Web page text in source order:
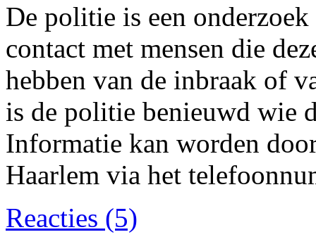
De politie is een
contact met mensen die
hebben van de inbraak of
is de politie benieuwd wie
Informatie kan worden
Haarlem via het
Reacties (5)